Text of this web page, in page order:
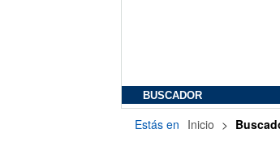
BUSCADOR
Estás en Inicio >